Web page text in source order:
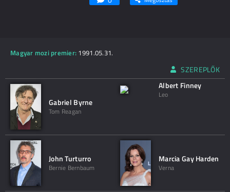
Magyar mozi premier: 1991.05.31.
SZEREPLŐK
Gabriel Byrne
Tom Reagan
Albert Finney
Leo
John Turturro
Bernie Bernbaum
Marcia Gay Harden
Verna